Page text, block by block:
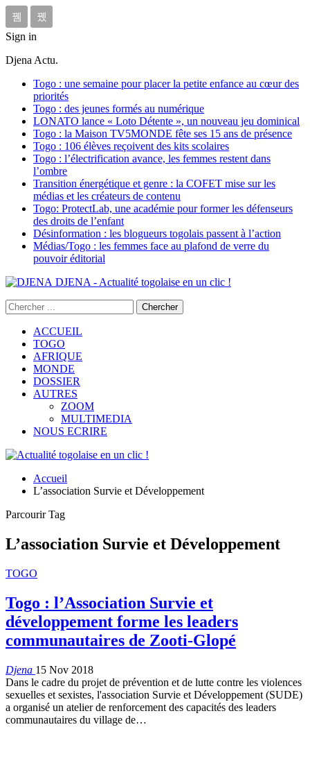
Sign in
Djena Actu.
Togo : une semaine pour placer la petite enfance au cœur des
priorités
Togo : des jeunes formés au numérique
LONATO lance « Loto Détente », un nouveau jeu dominical
Togo : la Maison TV5MONDE fête ses 15 ans de présence
Togo : 106 élèves reçoivent des kits scolaires
Togo : l’électrification avance, les femmes restent dans
l’ombre
Transition énergétique et genre : la COFET mise sur les
médias et les créateurs de contenu
Togo: ProtectLab, une académie pour former les défenseurs
des droits de l’enfant
Désinformation : les blogueurs togolais passent à l’action
Médias/Togo : les femmes face au plafond de verre du
pouvoir éditorial
DJENA - Actualité togolaise en un clic !
ACCUEIL
TOGO
AFRIQUE
MONDE
DOSSIER
AUTRES
ZOOM
MULTIMEDIA
NOUS ECRIRE
Accueil
L’association Survie et Développement
Parcourir Tag
L’association Survie et Développement
TOGO
Togo : l’Association Survie et
développement forme les leaders
communautaires de Zooti-Glopé
Djena 15 Nov 2018
Dans le cadre du projet de prévention et de lutte contre les violences
sexuelles et sexistes, l'association Survie et Développement (SUDE)
a organisé un atelier de renforcement des capacités des leaders
communautaires du village de…